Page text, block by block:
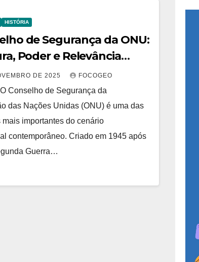
HISTÓRIA
de Segurança da ONU:
Poder e Relevância
Mundial
DE 2025 FOCOGEO
Conselho de Segurança da
das Nações Unidas (ONU) é uma das
mais importantes do cenário
contemporâneo. Criado em 1945 após
Guerra…